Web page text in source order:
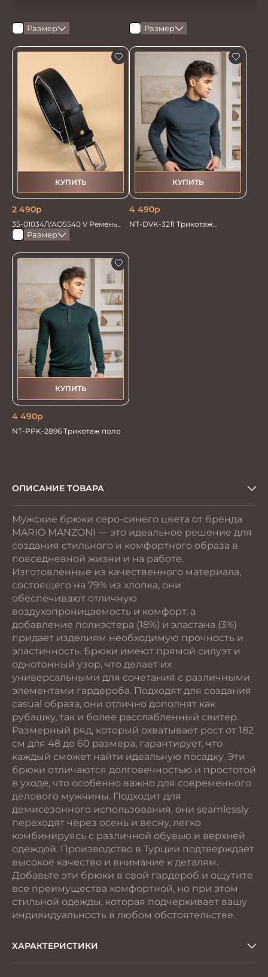
Размер
КУПИТЬ
2 490р
35-01034/1/АО5540 V Ремень
мужской 120см. черн перфор
Размер
КУПИТЬ
4 490р
NT-DVK-3211 Трикотаж
Размер
КУПИТЬ
4 490р
NT-PPK-2896 Трикотаж поло
ОПИСАНИЕ ТОВАРА
Мужские брюки серо-синего цвета от бренда
MARIO MANZONI — это идеальное решение для
создания стильного и комфортного образа в
повседневной жизни и на работе.
Изготовленные из качественного материала,
состоящего на 79% из хлопка, они
обеспечивают отличную
воздухопроницаемость и комфорт, а
добавление полиэстера (18%) и эластана (3%)
придает изделиям необходимую прочность и
эластичность. Брюки имеют прямой силуэт и
однотонный узор, что делает их
универсальными для сочетания с различными
элементами гардероба. Подходят для создания
casual образа, они отлично дополнят как
рубашку, так и более расслабленный свитер.
Размерный ряд, который охватывает рост от 182
см для 48 до 60 размера, гарантирует, что
каждый сможет найти идеальную посадку. Эти
брюки отличаются долговечностью и простотой
в уходе, что особенно важно для современного
делового мужчины. Подходит для
демисезонного использования, они seamlessly
переходят через осень и весну, легко
комбинируясь с различной обувью и верхней
одеждой. Производство в Турции подтверждает
высокое качество и внимание к деталям.
Добавьте эти брюки в свой гардероб и ощутите
все преимущества комфортной, но при этом
стильной одежды, которая подчеркивает вашу
индивидуальность в любом обстоятельстве.
ХАРАКТЕРИСТИКИ